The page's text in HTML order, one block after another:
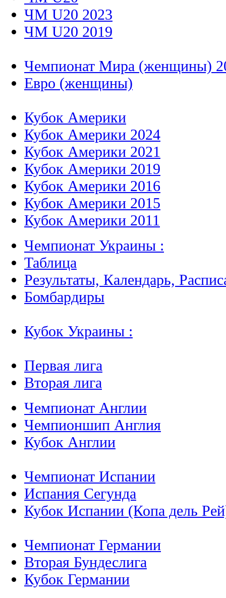
ЧМ U20 2023
ЧМ U20 2019
Чемпионат Мира (женщины)
Евро (женщины)
Кубок Америки
Кубок Америки 2024
Кубок Америки 2021
Кубок Америки 2019
Кубок Америки 2016
Кубок Америки 2015
Кубок Америки 2011
Чемпионат Украины :
Таблица
Результаты, Календарь,
Бомбардиры
Кубок Украины :
Первая лига
Вторая лига
Чемпионат Англии
Чемпионшип Англия
Кубок Англии
Чемпионат Испании
Испания Сегунда
Кубок Испании (Копа дель
Чемпионат Германии
Вторая Бундеслига
Кубок Германии